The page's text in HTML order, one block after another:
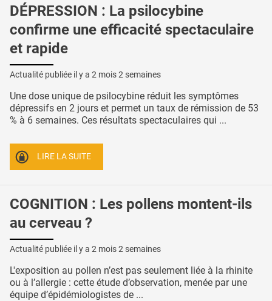
DÉPRESSION : La psilocybine
confirme une efficacité spectaculaire
et rapide
Actualité publiée il y a 2 mois 2 semaines
Une dose unique de psilocybine réduit les symptômes
dépressifs en 2 jours et permet un taux de rémission de 53
% à 6 semaines. Ces résultats spectaculaires qui ...
LIRE LA SUITE
COGNITION : Les pollens montent-ils
au cerveau ?
Actualité publiée il y a 2 mois 2 semaines
L'exposition au pollen n’est pas seulement liée à la rhinite
ou à l’allergie : cette étude d’observation, menée par une
équipe d’épidémiologistes de ...